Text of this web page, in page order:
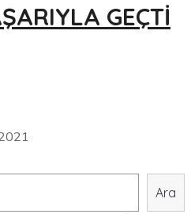
GEÇTİ
Ara